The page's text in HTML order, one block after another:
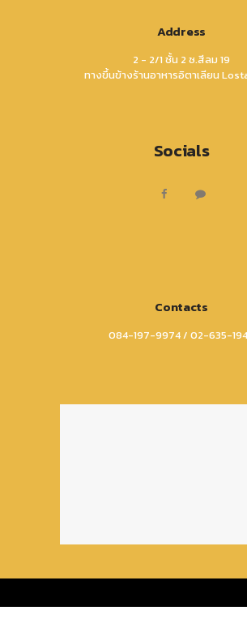
Address
2 - 2/1 ชั้น 2 ซ.สีลม 19
ทางขึ้นข้างร้านอาหารอิตาเลียน
Socials
Contacts
084-197-9974 / 02-635-